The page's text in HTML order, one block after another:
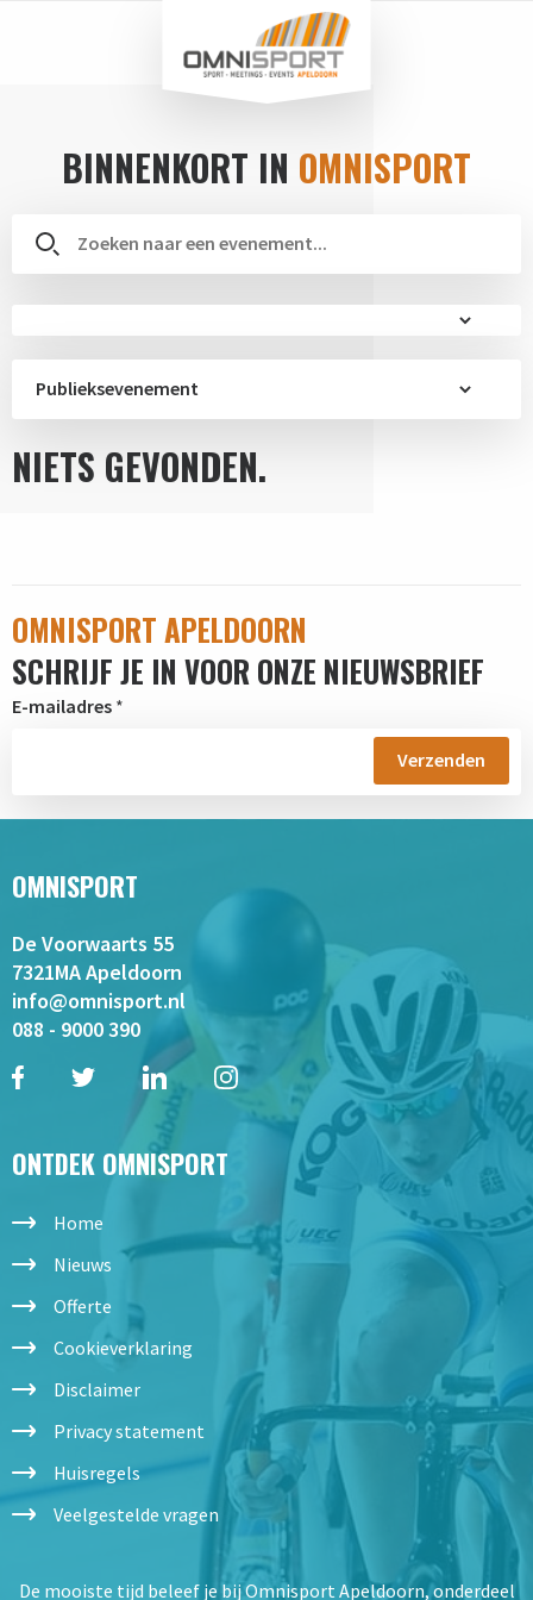
BINNENKORT IN OMNISPORT
Publieksevenement
NIETS GEVONDEN.
OMNISPORT APELDOORN
SCHRIJF JE IN VOOR ONZE NIEUWSBRIEF
E-mailadres *
OMNISPORT
De Voorwaarts 55
7321MA Apeldoorn
info@omnisport.nl
088 - 9000 390
ONTDEK OMNISPORT
Home
Nieuws
Offerte
Cookieverklaring
Disclaimer
Privacy statement
Huisregels
Veelgestelde vragen
De mooiste tijd beleef je bij Omnisport Apeldoorn, onderdeel